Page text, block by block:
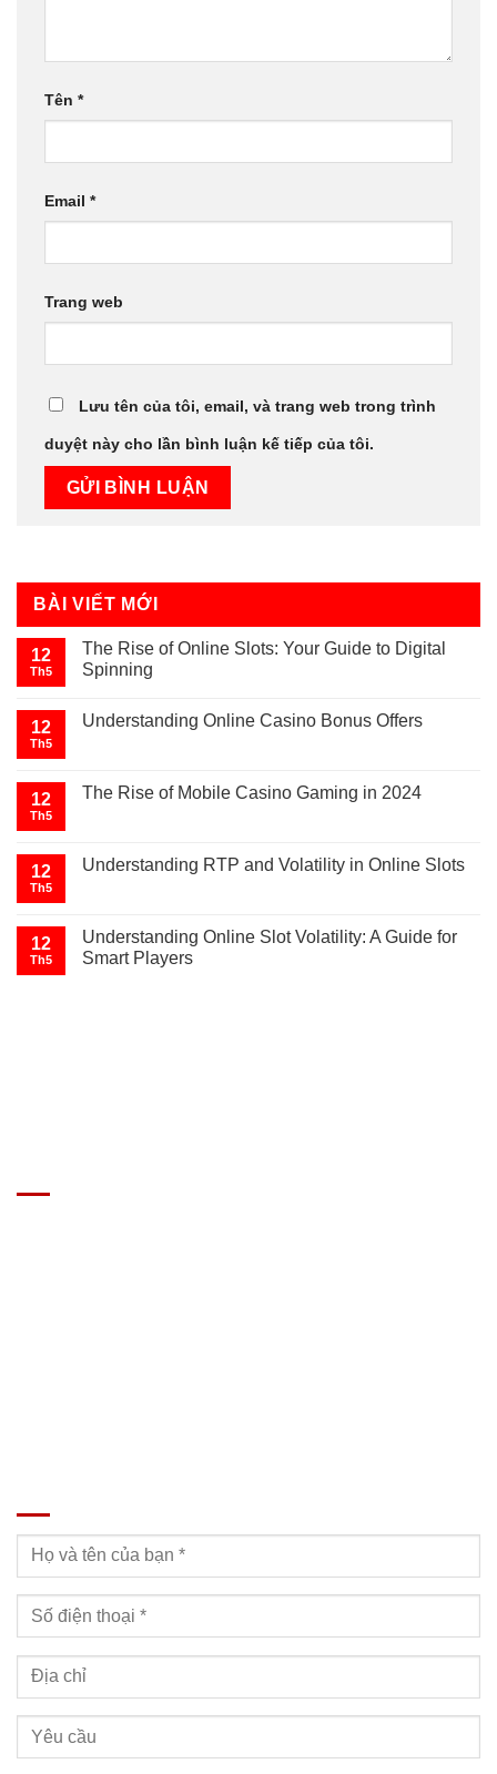
Tên *
Email *
Trang web
Lưu tên của tôi, email, và trang web trong trình
duyệt này cho lần bình luận kế tiếp của tôi.
BÀI VIẾT MỚI
12
Th5
The Rise of Online Slots: Your Guide to Digital
Spinning
12
Th5
Understanding Online Casino Bonus Offers
12
Th5
The Rise of Mobile Casino Gaming in 2024
12
Th5
Understanding RTP and Volatility in Online Slots
12
Th5
Understanding Online Slot Volatility: A Guide for
Smart Players